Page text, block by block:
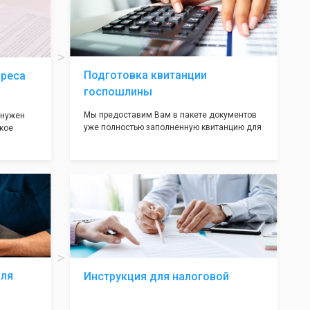
в
полною
не
все
Подготовка квитанции
госпошлины
Мы предоставим Вам в пакете документов
уже полностью заполненную квитанцию для
посредственно в налоговой инспекции при
подаче документов на регистрацию.
Инструкция для налоговой